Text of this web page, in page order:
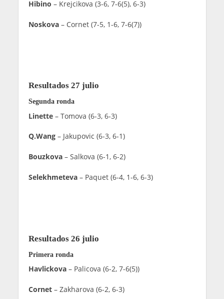
Hibino – Krejcikova (3-6, 7-6(5), 6-3)
Noskova– Cornet (7-5, 1-6, 7-6(7))
Resultados 27 julio
Segunda ronda
Linette– Tomova (6-3, 6-3)
Q.Wang– Jakupovic (6-3, 6-1)
Bouzkova– Salkova (6-1, 6-2)
Selekhmeteva– Paquet (6-4, 1-6, 6-3)
Resultados 26 julio
Primera ronda
Havlickova– Palicova (6-2, 7-6(5))
Cornet– Zakharova (6-2, 6-3)